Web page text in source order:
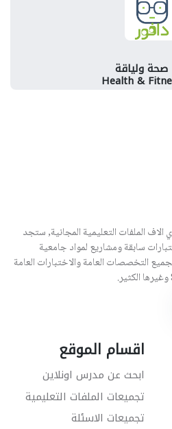
صحة ولياقة
Health &
الملفات التعليمية المجانية, ستجد
سابقة ومشاريع لمواد جامعية
التخصصات العامة والاختبارات العامة
اقسام الموقع
ابحث عن مدرس اونلاين
تجميعات الملفات التعليمية
تجميعات الاسئلة